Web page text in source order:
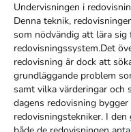
Undervisningen i
Denna teknik,
som nödvändig att lära
redovisningssystem.Det
redovisning är dock att
grundläggande problem
samt vilka värderingar och
dagens redovisning
redovisningstekniker. I